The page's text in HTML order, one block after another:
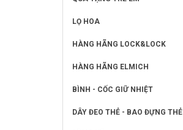
LỌ HOA
HÀNG HÃNG LOCK&LOCK
HÀNG HÃNG ELMICH
BÌNH - CỐC GIỮ NHIỆT
DÂY ĐEO THẺ - BAO ĐỰNG THẺ